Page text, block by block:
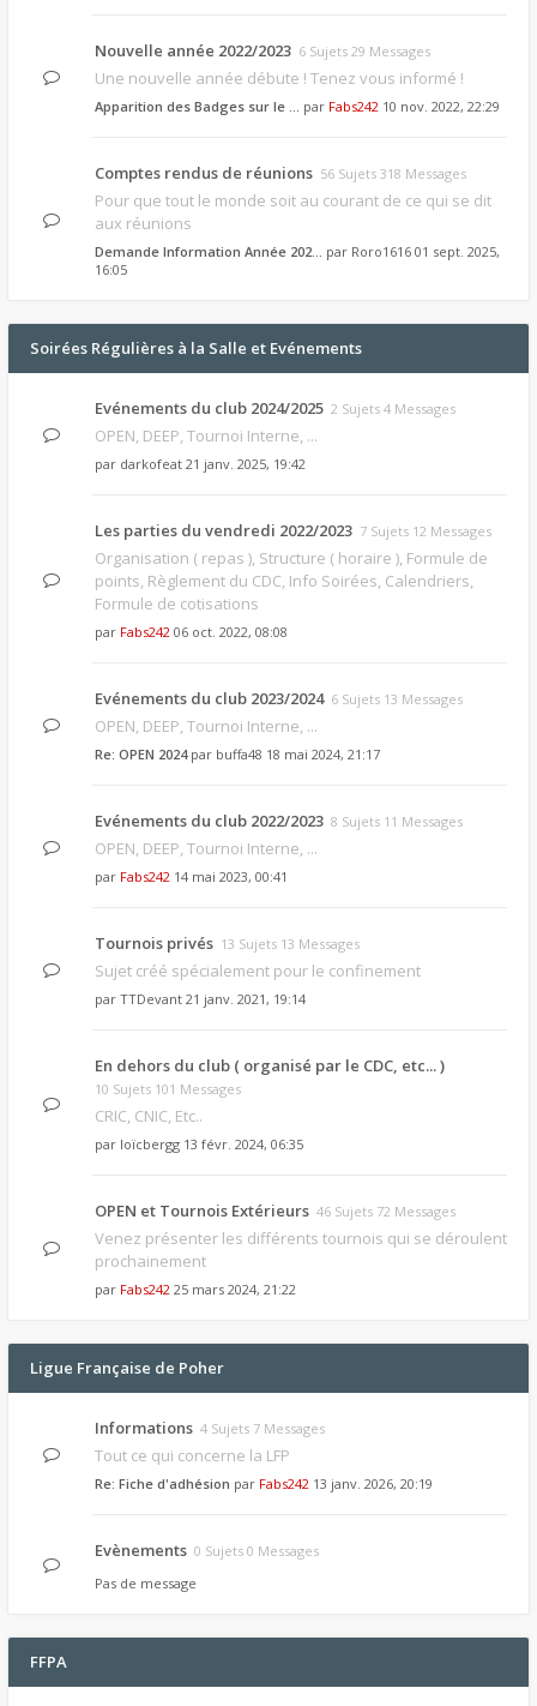
Nouvelle année 2022/2023 6 Sujets 29 Messages
Une nouvelle année débute ! Tenez vous informé !
Apparition des Badges sur le … par Fabs242 10 nov. 2022, 22:29
Comptes rendus de réunions 56 Sujets 318 Messages
Pour que tout le monde soit au courant de ce qui se dit
aux réunions
Demande Information Année 202… par Roro1616 01 sept. 2025,
16:05
Soirées Régulières à la Salle et Evénements
Evénements du club 2024/2025 2 Sujets 4 Messages
OPEN, DEEP, Tournoi Interne, ...
par darkofeat 21 janv. 2025, 19:42
Les parties du vendredi 2022/2023 7 Sujets 12 Messages
Organisation ( repas ), Structure ( horaire ), Formule de
points, Règlement du CDC, Info Soirées, Calendriers,
Formule de cotisations
par Fabs242 06 oct. 2022, 08:08
Evénements du club 2023/2024 6 Sujets 13 Messages
OPEN, DEEP, Tournoi Interne, ...
Re: OPEN 2024par buffa48 18 mai 2024, 21:17
Evénements du club 2022/2023 8 Sujets 11 Messages
OPEN, DEEP, Tournoi Interne, ...
par Fabs242 14 mai 2023, 00:41
Tournois privés 13 Sujets 13 Messages
Sujet créé spécialement pour le confinement
par TTDevant 21 janv. 2021, 19:14
En dehors du club ( organisé par le CDC, etc... )
10 Sujets 101 Messages
CRIC, CNIC, Etc..
par loïcbergg 13 févr. 2024, 06:35
OPEN et Tournois Extérieurs 46 Sujets 72 Messages
Venez présenter les différents tournois qui se déroulent
prochainement
par Fabs242 25 mars 2024, 21:22
Ligue Française de Poher
Informations 4 Sujets 7 Messages
Tout ce qui concerne la LFP
Re: Fiche d'adhésion par Fabs242 13 janv. 2026, 20:19
Evènements 0 Sujets 0 Messages
Pas de message
FFPA